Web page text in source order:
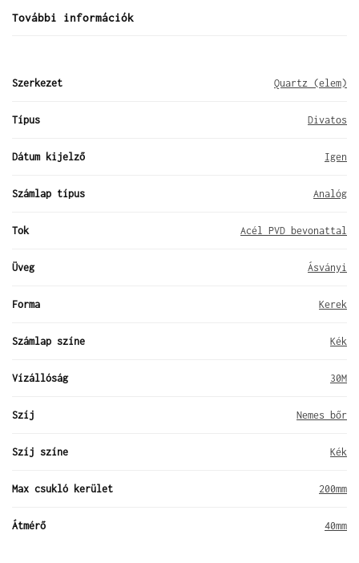
További információk
Szerkezet Quartz (elem)
Típus Divatos
Dátum kijelző Igen
Számlap típus Analóg
Tok Acél PVD bevonattal
Üveg Ásványi
Forma Kerek
Számlap színe Kék
Vízállóság 30M
Szíj Nemes bőr
Szíj színe Kék
Max csukló kerület 200mm
Átmérő 40mm